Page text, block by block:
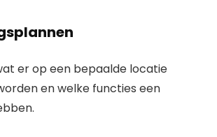
er op een bepaalde locatie
en welke functies een